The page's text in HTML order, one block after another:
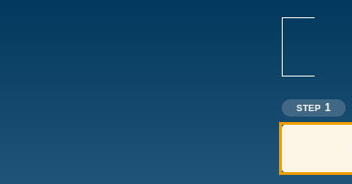
STEP 1